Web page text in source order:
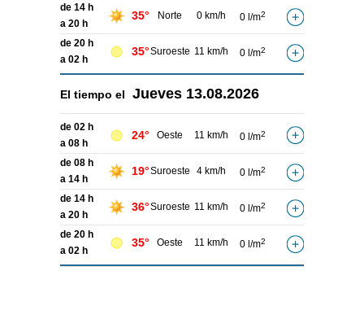
de 14 h
a 20 h
35° Norte 0 km/h 0 l/m2
de 20 h
a 02 h
35°Suroeste 11 km/h 0 l/m2
El tiempo el Jueves 13.08.2026
de 02 h
a 08 h
24° Oeste 11 km/h 0 l/m2
de 08 h
a 14 h
19°Suroeste 4 km/h 0 l/m2
de 14 h
a 20 h
36°Suroeste 11 km/h 0 l/m2
de 20 h
a 02 h
35° Oeste 11 km/h 0 l/m2